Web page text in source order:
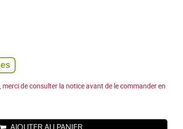
de consulter la notice avant de le commander en